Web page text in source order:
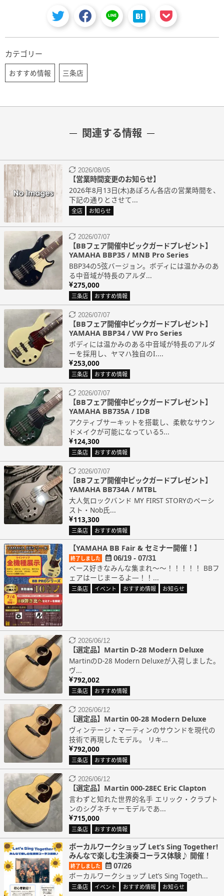
カテゴリー
おすすめ情報 三条店
関連する情報
2026/08/05
【営業時間変更のお知らせ】
2026年8月13日(木)あぽろん各店の営業時間を、
下記の通りとさせて...
全店 お知らせ
2026/07/07
【BBフェア開催中ピックガードプレゼント】
YAMAHA BBP35 / MNB Pro Series
BBP34の5弦バージョン。ボディには温かみのあ
る中音域が特長のアルダ...
275,000
三条店 おすすめ情報
2026/07/07
【BBフェア開催中ピックガードプレゼント】
YAMAHA BBP34 / VW Pro Series
ボディには温かみのある中音域が特長のアルダ
ーを採用し、ヤマハ独自のI....
253,000
三条店 おすすめ情報
2026/07/07
【BBフェア開催中ピックガードプレゼント】
YAMAHA BB735A / IDB
アクティブサーキットを搭載し、柔軟なサウン
ドメイクが可能になっている5...
124,300
三条店 おすすめ情報
2026/07/07
【BBフェア開催中ピックガードプレゼント】
YAMAHA BB734A / MTBL
大人気ロックバンド MY FIRST STORYのベーシ
スト・Nob氏...
113,300
三条店 おすすめ情報
【YAMAHA BB Fair & セミナー開催！】
終了しました 06/19 - 07/31
ベース好きなみんな集まれ～～！！！！！ BBフ
ェアはーじまーるよ―！！...
三条店 イベント おすすめ情報 お知らせ
2026/06/12
【選定品】Martin D-28 Modern Deluxe
MartinのD-28 Modern Deluxeが入荷しました。
ヴ...
792,002
三条店 おすすめ情報
2026/06/12
【選定品】Martin 00-28 Modern Deluxe
ヴィンテージ・マーティンのサウンドを現代の
技術で再現したモデル。 リキ...
792,000
三条店 おすすめ情報
2026/06/12
【選定品】Martin 000-28EC Eric Clapton
言わずと知れた世界的名手 エリック・クラプト
ンのシグネチャーモデルであ...
715,000
三条店 おすすめ情報
ボーカルワークショップ Let’s Sing Together!
みんなで楽しむ生演奏コーラス体験♪ 開催！
終了しました 07/26
ボーカルワークショップ Let’s Sing Togeth...
三条店 イベント おすすめ情報 お知らせ